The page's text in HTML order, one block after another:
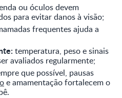
ou óculos devem
para evitar danos à visão;
frequentes ajuda a
temperatura, peso e sinais
avaliados regularmente;
que possível, pausas
e amamentação fortalecem o